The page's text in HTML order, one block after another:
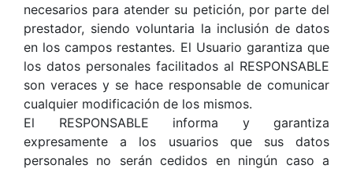
necesarios para atender su petición, por parte del
prestador, siendo voluntaria la inclusión de datos
en los campos restantes. El Usuario garantiza que
los datos personales facilitados al RESPONSABLE
son veraces y se hace responsable de comunicar
cualquier modificación de los mismos.
El RESPONSABLE informa y garantiza
expresamente a los usuarios que sus datos
personales no serán cedidos en ningún caso a